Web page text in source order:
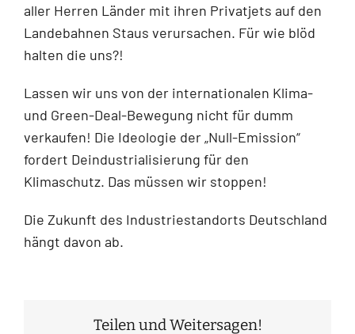
aller Herren Länder mit ihren Privatjets auf den
Landebahnen Staus verursachen. Für wie blöd
halten die uns?!
Lassen wir uns von der internationalen Klima-
und Green-Deal-Bewegung nicht für dumm
verkaufen! Die Ideologie der „Null-Emission“
fordert Deindustrialisierung für den
Klimaschutz. Das müssen wir stoppen!
Die Zukunft des Industriestandorts Deutschland
hängt davon ab.
Teilen und Weitersagen!